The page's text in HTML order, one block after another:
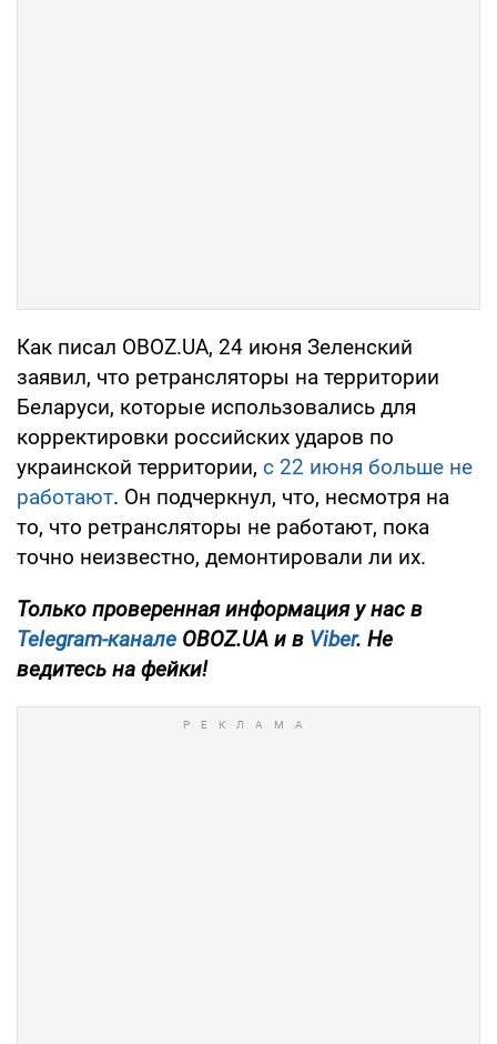
Как писал OBOZ.UA, 24 июня Зеленский
заявил, что ретрансляторы на территории
Беларуси, которые использовались для
корректировки российских ударов по
украинской территории, с 22 июня больше не
работают. Он подчеркнул, что, несмотря на
то, что ретрансляторы не работают, пока
точно неизвестно, демонтировали ли их.
Только проверенная информация у нас в
Telegram-канале OBOZ.UA и в Viber. Не
ведитесь на фейки!